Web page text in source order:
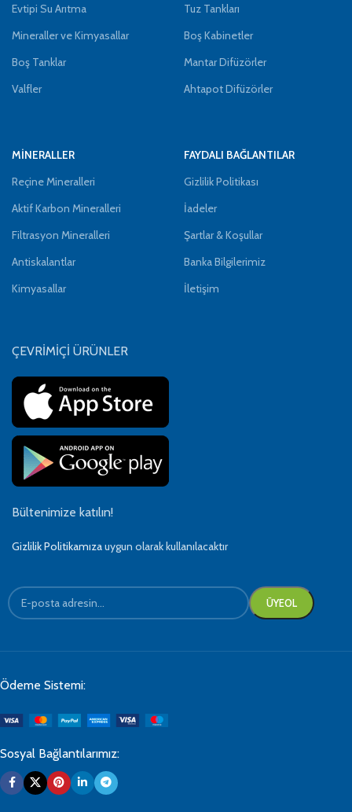
Evtipi Su Arıtma
Mineraller ve Kimyasallar
Boş Tanklar
Valfler
Tuz Tankları
Boş Kabinetler
Mantar Difüzörler
Ahtapot Difüzörler
MİNERALLER
Reçine Mineralleri
Aktif Karbon Mineralleri
Filtrasyon Mineralleri
Antiskalantlar
Kimyasallar
FAYDALI BAĞLANTILAR
Gizlilik Politikası
İadeler
Şartlar & Koşullar
Banka Bilgilerimiz
İletişim
ÇEVRİMİÇİ ÜRÜNLER
Bültenimize katılın!
Gizlilik Politikamızauygun olarak kullanılacaktır
Ödeme Sistemi:
Sosyal Bağlantılarımız: